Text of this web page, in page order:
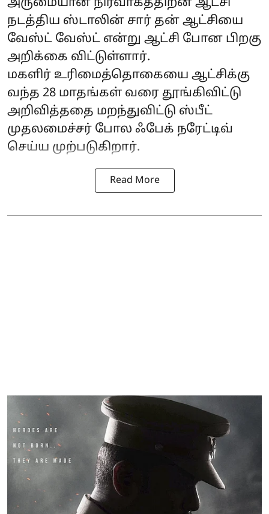
அருமையான நிர்வாகத்திறன் ஆட்சி
நடத்திய ஸ்டாலின் சார் தன் ஆட்சியை
வேஸ்ட் வேஸ்ட் என்று ஆட்சி போன பிறகு
அறிக்கை விட்டுள்ளார்.
மகளிர் உரிமைத்தொகையை ஆட்சிக்கு
வந்த 28 மாதங்கள் வரை தூங்கிவிட்டு
அறிவித்ததை மறந்துவிட்டு ஸ்பீட்
முதலமைச்சர் போல ஃபேக் நரேட்டிவ்
செய்ய முற்படுகிறார்.
Read More